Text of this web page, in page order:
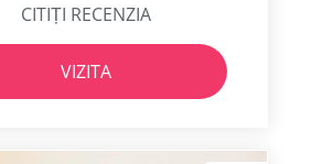
CITIȚI RECENZIA
VIZITA